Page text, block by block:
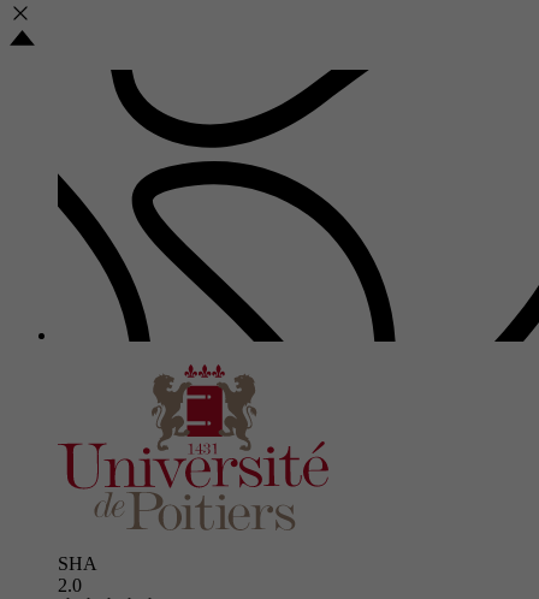
SHA
2.0